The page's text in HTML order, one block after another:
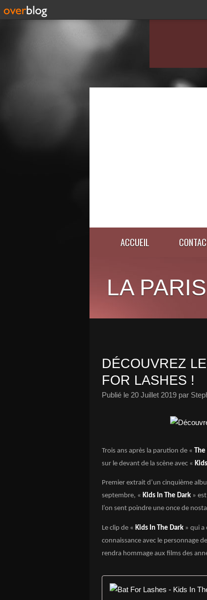
ACCUEIL
LA
DÉCOUVREZ
FOR LASHES !
Publié le 20 Juillet 2019 par
Trois ans après la parution de «
sur le devant de la scène avec «
Premier extrait d’un cinquième
septembre, « Kids In The Dark »
l’on sent poindre une once de
Le clip de « Kids In The Dark » qui a
connaissance avec le personnage
rendra hommage aux films des